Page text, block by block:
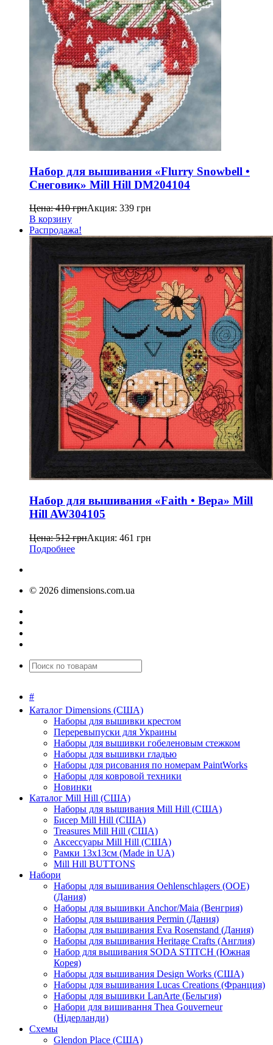
Набор для вышивания «Flurry Snowbell •
Снеговик» Mill Hill DM204104
Цена:410грнАкция: 339 грн
В корзину
Распродажа!
Набор для вышивания «Faith • Вера» Mill
Hill AW304105
Цена:512грнАкция: 461 грн
Подробнее
© 2026 dimensions.com.ua
#
Каталог Dimensions (США)
Наборы для вышивки крестом
Переревыпуски для Украины
Наборы для вышивки гобеленовым стежком
Наборы для вышивки гладью
Наборы для рисования по номерам PaintWorks
Наборы для ковровой техники
Новинки
Каталог Mill Hill (США)
Наборы для вышивания Mill Hill (США)
Бисер Mill Hill (США)
Treasures Mill Hill (США)
Аксессуары Mill Hill (США)
Рамки 13х13см (Made in UA)
Mill Hill BUTTONS
Набори
Наборы для вышивания Oehlenschlagers (OOE)
(Дания)
Наборы для вышивки Anchor/Maia (Венгрия)
Наборы для вышивания Permin (Дания)
Наборы для вышивания Eva Rosenstand (Дания)
Наборы для вышивания Heritage Crafts (Англия)
Набор для вышивания SODA STITCH (Южная
Корея)
Наборы для вышивания Design Works (США)
Наборы для вышивания Lucas Creations (Франция)
Наборы для вышивки LanArte (Бельгия)
Набори для вишивання Thea Gouverneur
(Нідерланди)
Схемы
Glendon Place (США)